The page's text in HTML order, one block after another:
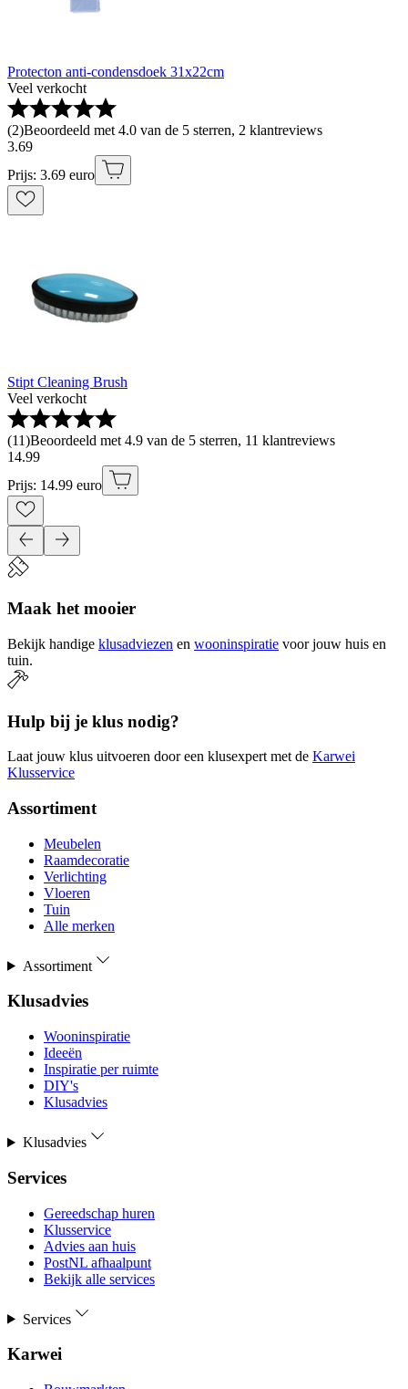
Protecton anti-condensdoek 31x22cm
Veel verkocht
(2)Beoordeeld met 4.0 van de 5 sterren, 2 klantreviews
3.69
Prijs: 3.69 euro
Stipt Cleaning Brush
Veel verkocht
(11)Beoordeeld met 4.9 van de 5 sterren, 11 klantreviews
14.99
Prijs: 14.99 euro
Maak het mooier
Bekijk handige klusadviezen en wooninspiratie voor jouw huis en
tuin.
Hulp bij je klus nodig?
Laat jouw klus uitvoeren door een klusexpert met de Karwei
Klusservice
Assortiment
Meubelen
Raamdecoratie
Verlichting
Vloeren
Tuin
Alle merken
Assortiment
Klusadvies
Wooninspiratie
Ideeën
Inspiratie per ruimte
DIY's
Klusadvies
Klusadvies
Services
Gereedschap huren
Klusservice
Advies aan huis
PostNL afhaalpunt
Bekijk alle services
Services
Karwei